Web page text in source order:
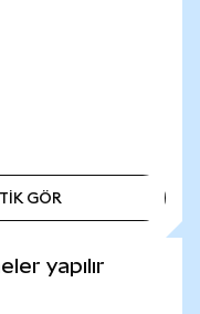
GÖR
yapılır